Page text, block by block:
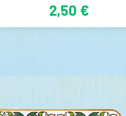
2,50 €